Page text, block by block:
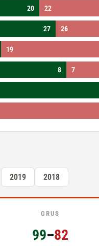
20 22
27 26
19
8 7
2019 2018
GRUS
99–82